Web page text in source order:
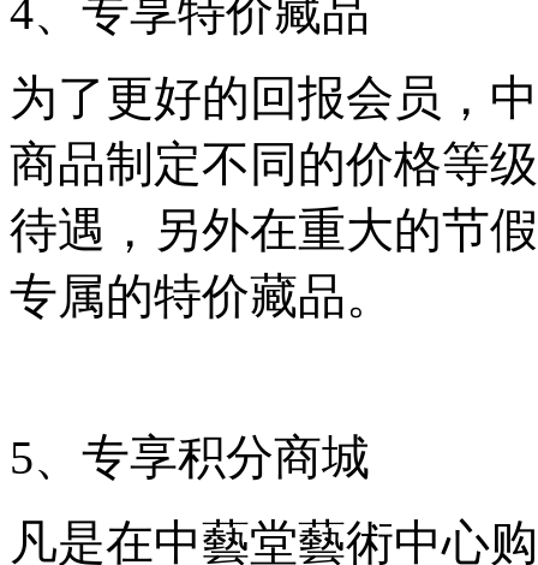
4、专享特价藏品
为了更好的回报会员，
商品制定不同的价格等
待遇，另外在重大的节
专属的特价藏品。
5、专享积分商城
凡是在中藝堂藝術中心